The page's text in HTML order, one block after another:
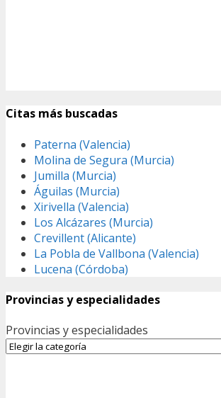
Citas más buscadas
Paterna (Valencia)
Molina de Segura (Murcia)
Jumilla (Murcia)
Águilas (Murcia)
Xirivella (Valencia)
Los Alcázares (Murcia)
Crevillent (Alicante)
La Pobla de Vallbona (Valencia)
Lucena (Córdoba)
Provincias y especialidades
Provincias y especialidades